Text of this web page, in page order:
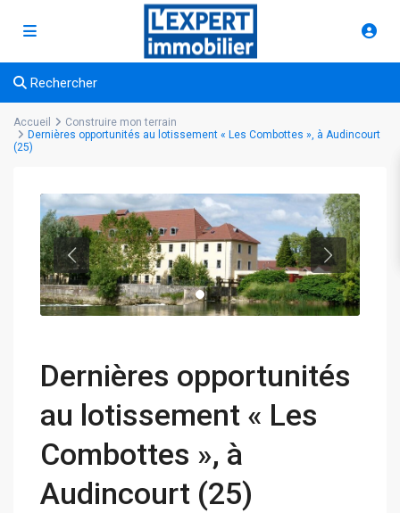
Rechercher
Accueil
Construire mon terrain
Dernières opportunités au lotissement « Les Combottes », à Audincourt
(25)
Dernières opportunités
au lotissement « Les
Combottes », à
Audincourt (25)